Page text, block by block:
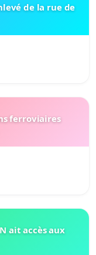
de la rue de
ferroviaires
ait accès aux